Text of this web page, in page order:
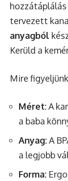
hozzátáplálás
tervezett
anyagból
Kerüld a
Mire
Méret:A
a baba
Anyag:A
a legjobb
Forma: